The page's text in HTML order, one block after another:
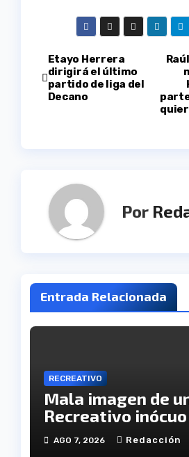
Navegación
de
Etayo Herrera
dirigirá el último
partido de liga del
Decano
Por
Entrada Relacionada
RECREATIVO
Mala imagen de
Recreativo inócuo
AGO 7, 2026 Redacción